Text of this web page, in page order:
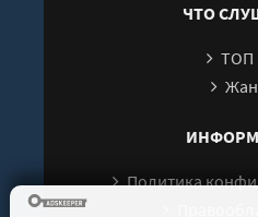
ЧТО
ТОП
Политика